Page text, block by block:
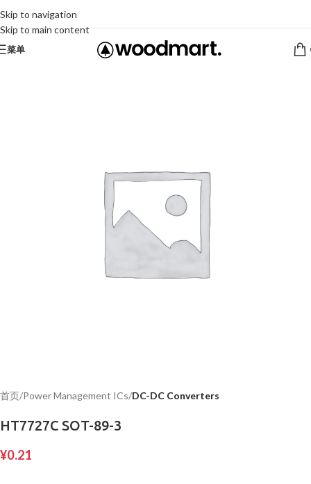
Skip to navigation
Skip to main content
菜单
首页 Power Management ICs DC-DC Converters
HT7727C SOT-89-3
¥0.21